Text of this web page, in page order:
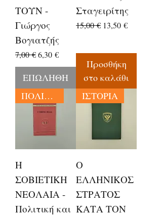
ΤΟΥΝ -
Γιώργος
Βογιατζής
Κανονική τιμή
7,00 €Τιμή Έκπτωσης
6,30 €
ΕΠΩΛΗΘΗ
Σταγειρίτης
Κανονική τιμή
15,00 € Τιμή Έκπτωσης
13,50 €
Προσθήκη
στο καλάθι
ΠΟΛΙΤΙΚΗ
Η
ΣΟΒΙΕΤΙΚΗ
ΝΕΟΛΑΙΑ -
Πολιτική και
ΙΣΤΟΡΙΑ
Ο
ΕΛΛΗΝΙΚΟΣ
ΣΤΡΑΤΟΣ
ΚΑΤΑ ΤΟΝ